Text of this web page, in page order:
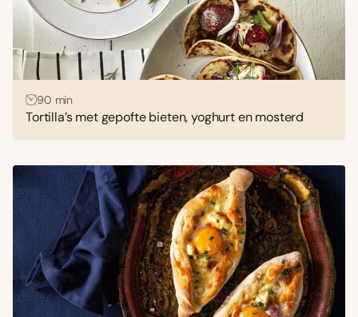
90 min
Tortilla’s met gepofte bieten, yoghurt en mosterd